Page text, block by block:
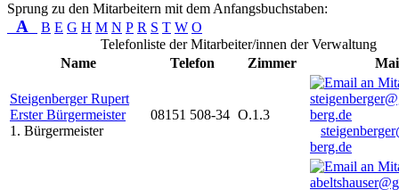
Sprung zu den Mitarbeitern mit dem Anfangsbuchstaben:
A B E G H M N P R S T W O
Telefonliste der Mitarbeiter/innen der Verwaltung
Name
Telefon Zimmer
Steigenberger Rupert
Erster Bürgermeister
1. Bürgermeister
08151 508-34 O.1.3
berg.de